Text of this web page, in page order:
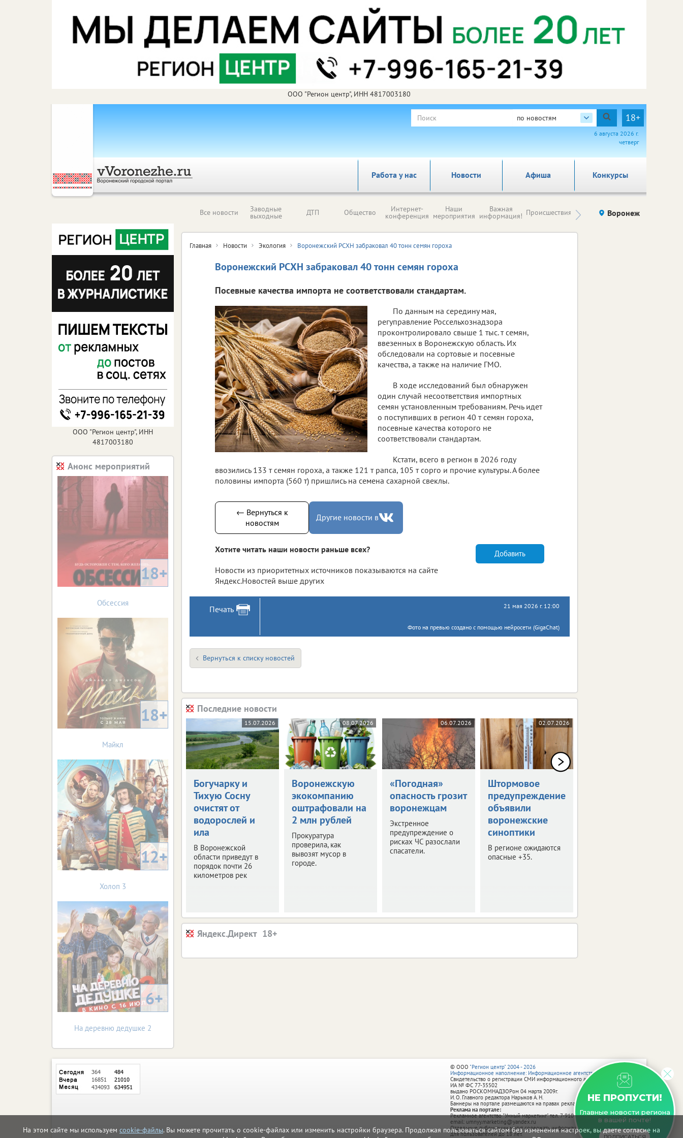
На этом сайте мы используем cookie-файлы. Вы можете прочитать о cookie-файлах или изменить настройки браузера. Продолжая пользоваться сайтом без изменения настроек, вы даете согласие на
ООО "Регион центр", ИНН 4817003180
по новостям 18+
6 августа 2026 г.
четверг
Работа у нас Новости Афиша Конкурсы
Все новости Заводные
выходные ДТП Общество Интернет-
конференция
Наши
мероприятия
Важная
информация! Происшествия Здоровье компаний (на
Воронеж
Главная Новости Экология Воронежский РСХН забраковал 40 тонн семян гороха
Воронежский РСХН забраковал 40 тонн семян гороха
Посевные качества импорта не соответствовали стандартам.
По данным на середину мая,
регуправление Россельхознадзора
проконтролировало свыше 1 тыс. т семян,
ввезенных в Воронежскую область. Их
обследовали на сортовые и посевные
качества, а также на наличие ГМО.
В ходе исследований был обнаружен
один случай несоответствия импортных
семян установленным требованиям. Речь идет
о поступивших в регион 40 т семян гороха,
посевные качества которого не
соответствовали стандартам.
Кстати, всего в регион в 2026 году
ввозились 133 т семян гороха, а также 121 т рапса, 105 т сорго и прочие культуры. А более
половины импорта (560 т) пришлись на семена сахарной свеклы.
← Вернуться к
новостям
Другие новости в
Хотите читать наши новости раньше всех?
Новости из приоритетных источников показываются на сайте
Яндекс.Новостей выше других
Добавить
Печать 21 мая 2026 г. 12:00
Фото на превью создано с помощью нейросети (GigaChat)
Вернуться к списку новостей
Последние новости
15.07.2026
Богучарку и
Тихую Сосну
очистят от
водорослей и
ила
В Воронежской
области приведут в
порядок почти 26
километров рек
08.07.2026
Воронежскую
экокомпанию
оштрафовали на
2 млн рублей
Прокуратура
проверила, как
вывозят мусор в
городе.
06.07.2026
«Погодная»
опасность грозит
воронежцам
Экстренное
предупреждение о
рисках ЧС разослали
спасатели.
02.07.2026
Штормовое
предупреждение
объявили
воронежские
синоптики
В регионе ожидаются
опасные +35.
Яндекс.Директ
ООО "Регион центр", ИНН
4817003180
Анонс мероприятий
18+
Обсессия
18+
Майкл
12+
Холоп 3
6+
На деревню дедушке 2
НЕ ПРОПУСТИ!
Главные новости региона
в вашей почте!
© ООО "Регион центр" 2004 - 2026
Информационное наполнение: Информационное агентство vRossii.ru
Свидетельство о регистрации СМИ информационного агентства vRossii.ru
ИА № ФС 77‑35502
выдано РОСКОМНАДЗОРом 04 марта 2009г.
И. О. Главного редактора Нарыков А. Н.
Баннеры на портале размещаются на правах рекламы.
Реклама на портале:
Рекламное агентство "Умный маркетинг" тел. 7-910-267-70-40,
email: umnyy.marketing@yandex.ru
Отдельные публикации могут содержать информацию, не предназначенную
для пользователей до 18 лет.